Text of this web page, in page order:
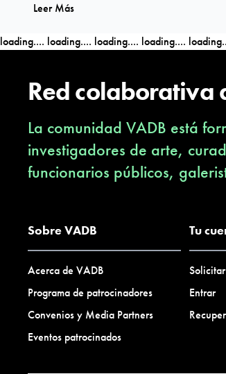
Leer Más
loading.... loading.... loading.... loading....
Red colaborativa
La comunidad VADB está
investigadores de arte,
funcionarios públicos,
Sobre VADB
Acerca de VADB
Programa de patrocinadores
Convenios y Media Partners
Eventos patrocinados
Tu
Entrar